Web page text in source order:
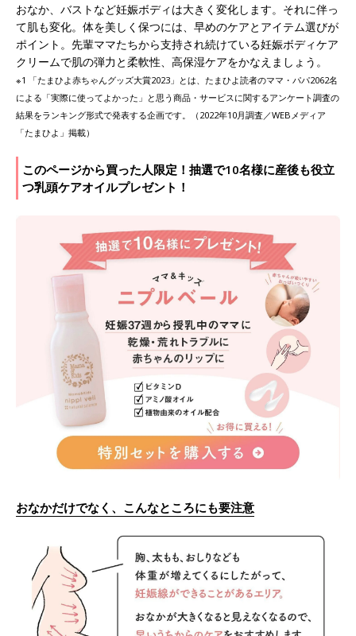
おなか、バストなど妊娠ボディは大きく変化します。それに伴っ
て肌も変化。体を美しく保つには、早めのケアとアイテム選びが
ポイント。先輩ママたちから支持され続けている妊娠ボディケア
クリームで肌の弾力と柔軟性、高保湿ケアをかなえましょう。
※1 「たまひよ赤ちゃんグッズ大賞2023」とは、たまひよ読者のママ・パパ2062名
による「実際に使ってよかった」と思う商品・サービスに関するアンケート調査の
結果をランキング形式で発表する企画です。（2022年10月調査／WEBメディア
「たまひよ」掲載）
このページから買った人限定！抽選で10名様に産後も役立
つ乳頭ケアオイルプレゼント！
おなかだけでなく、こんなところにも要注意